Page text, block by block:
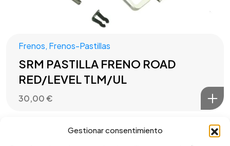
Gestionar consentimiento
Frenos, Frenos-Pastillas
SRM PASTILLA FRENO ROAD
RED/LEVEL TLM/UL
30,00€